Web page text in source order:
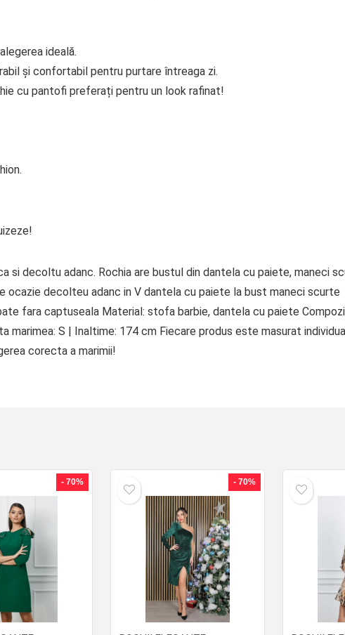
ideală.
și confortabil pentru purtare întreaga zi.
cu pantofi preferați pentru un look rafinat!
si decoltu adanc. Rochia are bustul din dantela cu paiete, maneci
ocazie decolteu adanc in V dantela cu paiete la bust maneci scurte
fara captuseala Material: stofa barbie, dantela cu paiete
marimea: S | Inaltime: 174 cm Fiecare produs este masurat
corecta a marimii!
- 70% - 70%